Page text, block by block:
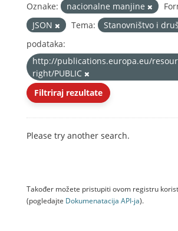
Oznake: nacionalne manjine
JSON
Tema: Stanovništvo i
podataka:
http://publications.europa.eu/
right/PUBLIC
Filtriraj rezultate
Please try another search.
Također možete pristupiti ovom registru
(pogledajte Dokumenаtаcijа API-jа).